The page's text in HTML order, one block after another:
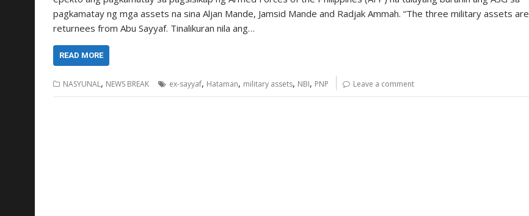
pagkamatay ng mga assets na sina Aljan Mande, Jamsid Mande and Radjak Ammah. “The three military assets are
returnees from Abu Sayyaf. Tinalikuran nila ang…
READ MORE
NASYUNAL, NEWS BREAK ex-sayyaf, Hataman, military assets, NBI, PNP Leave a comment